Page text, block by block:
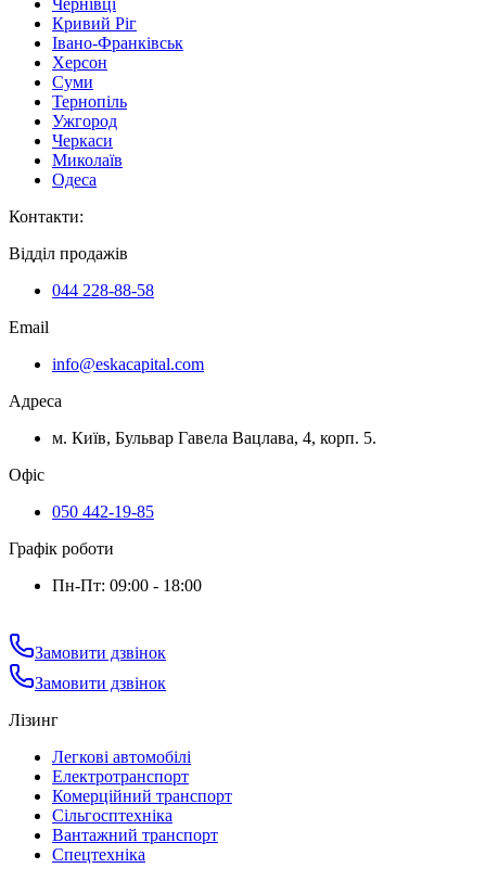
Чернівці
Кривий Ріг
Івано-Франківськ
Херсон
Суми
Тернопіль
Ужгород
Черкаси
Миколаїв
Одеса
Контакти:
Відділ продажів
044 228-88-58
Email
info@eskacapital.com
Адреса
м. Київ, Бульвар Гавела Вацлава, 4, корп. 5.
Офіс
050 442-19-85
Графік роботи
Пн-Пт: 09:00 - 18:00
Замовити дзвінок
Замовити дзвінок
Лізинг
Легкові автомобілі
Електротранспорт
Комерційний транспорт
Сільгосптехніка
Вантажний транспорт
Спецтехніка